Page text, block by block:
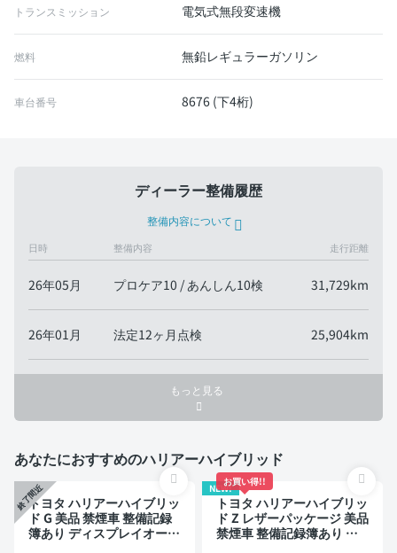
トランスミッション 電気式無段変速機
燃料 無鉛レギュラーガソリン
車台番号 8676 (下4桁)
ディーラー整備履歴
整備内容について
日時 整備内容 走行距離
26年05月 プロケア10 / あんしん10検 31,729km
26年01月 法定12ヶ月点検 25,904km
もっと見る
あなたにおすすめのハリアーハイブリッド
終了間近
トヨタ ハリアーハイブリッ
ド G 美品 禁煙車 整備記録
簿あり ディスプレイオーデ
NEW!
お買い得!!
トヨタ ハリアーハイブリッ
ド Z レザーパッケージ 美品
禁煙車 整備記録簿あり デ